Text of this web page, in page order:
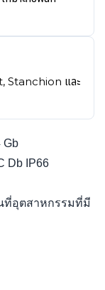
Stanchion และ
Gb
Db IP66
ที่อุตสาหกรรมที่มี